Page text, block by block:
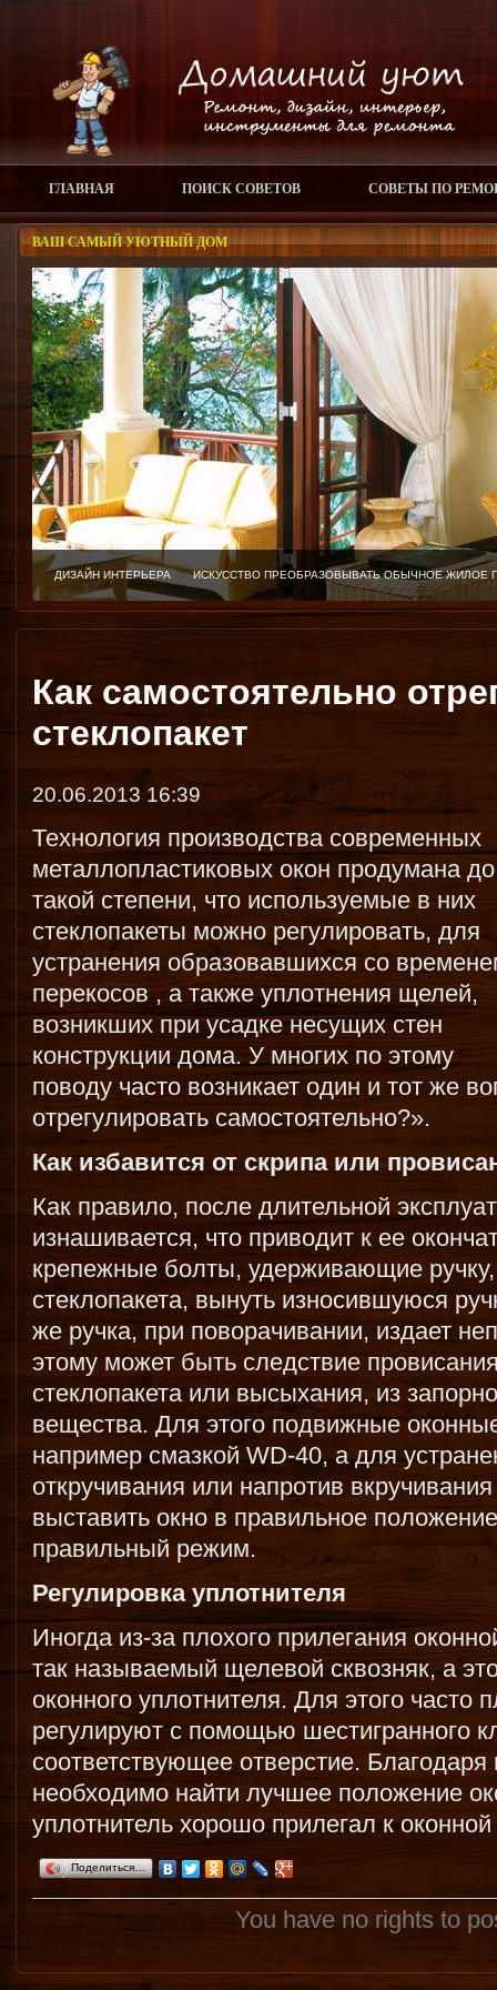
ГЛАВНАЯ ПОИСК СОВЕТОВ СОВЕТЫ ПО
ВАШ САМЫЙ УЮТНЫЙ ДОМ
ДИЗАЙН ИНТЕРЬЕРА ИСКУССТВО ПРЕОБРАЗОВЫВАТЬ ОБЫЧНОЕ
Как самостоятельно
стеклопакет
20.06.2013 16:39
Технология производства современных
металлопластиковых окон продумана до
такой степени, что используемые в них
стеклопакеты можно регулировать, для
устранения образовавшихся со
перекосов , а также уплотнения щелей,
возникших при усадке несущих стен
конструкции дома. У многих по этому
поводу часто возникает один и тот же
отрегулировать самостоятельно?».
Как избавится от скрипа или
Как правило, после длительной
изнашивается, что приводит к ее
крепежные болты, удерживающие
стеклопакета, вынуть износившуюся
же ручка, при поворачивании, издает
этому может быть следствие
стеклопакета или высыхания, из
вещества. Для этого подвижные
например смазкой WD-40, а для
откручивания или напротив
выставить окно в правильное
правильный режим.
Регулировка уплотнителя
Иногда из-за плохого прилегания
так называемый щелевой сквозняк, а
оконного уплотнителя. Для этого часто
регулируют с помощью шестигранного
соответствующее отверстие.
необходимо найти лучшее положение
уплотнитель хорошо прилегал к
Поделиться…
You have no rights to